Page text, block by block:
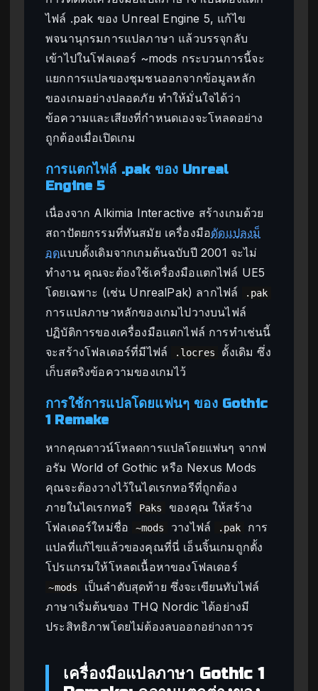
ไฟล์ .pak ของ Unreal Engine 5, แก้ไข
พจนานุกรมการแปลภาษา แล้วบรรจุกลับ
เข้าไปในโฟลเดอร์ ~mods กระบวนการนี้จะ
แยกการแปลของชุมชนออกจากข้อมูลหลัก
ของเกมอย่างปลอดภัย ทำให้มั่นใจได้ว่า
ข้อความและเสียงที่กำหนดเองจะโหลดอย่าง
ถูกต้องเมื่อเปิดเกม
การแตกไฟล์ .pak ของ Unreal
Engine 5
เนื่องจาก Alkimia Interactive สร้างเกมด้วย
สถาปัตยกรรมที่ทันสมัย เครื่องมือดัดแปลงม็
อดแบบดั้งเดิมจากเกมต้นฉบับปี 2001 จะไม่
ทำงาน คุณจะต้องใช้เครื่องมือแตกไฟล์ UE5
โดยเฉพาะ (เช่น UnrealPak) ลากไฟล์
.pak
การแปลภาษาหลักของเกมไปวางบนไฟล์
ปฏิบัติการของเครื่องมือแตกไฟล์ การทำเช่นนี้
จะสร้างโฟลเดอร์ที่มีไฟล์
.locres
ดั้งเดิม ซึ่ง
เก็บสตริงข้อความของเกมไว้
การใช้การแปลโดยแฟนๆ ของ Gothic
1 Remake
หากคุณดาวน์โหลดการแปลโดยแฟนๆ จากฟ
อรัม World of Gothic หรือ Nexus Mods
คุณจะต้องวางไว้ในไดเรกทอรีที่ถูกต้อง
ภายในไดเรกทอรี
Paks
ของคุณ ให้สร้าง
โฟลเดอร์ใหม่ชื่อ
~mods วางไฟล์ .pak
การ
แปลที่แก้ไขแล้วของคุณที่นี่ เอ็นจิ้นเกมถูกตั้ง
โปรแกรมให้โหลดเนื้อหาของโฟลเดอร์
~mods
เป็นลำดับสุดท้าย ซึ่งจะเขียนทับไฟล์
ภาษาเริ่มต้นของ THQ Nordic ได้อย่างมี
ประสิทธิภาพโดยไม่ต้องลบออกอย่างถาวร
เครื่องมือแปลภาษา Gothic 1